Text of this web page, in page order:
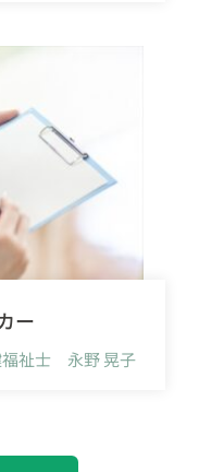
ー
福祉士 永野 晃子